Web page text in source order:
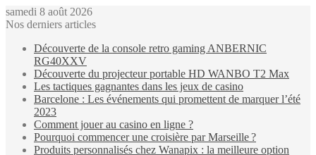
samedi 8 août 2026
Nos derniers articles
Découverte de la console retro gaming ANBERNIC
RG40XXV
Découverte du projecteur portable HD WANBO T2 Max
Les tactiques gagnantes dans les jeux de casino
Barcelone : Les événements qui promettent de marquer l’été
2023
Comment jouer au casino en ligne ?
Pourquoi commencer une croisière par Marseille ?
Produits personnalisés chez Wanapix : la meilleure option